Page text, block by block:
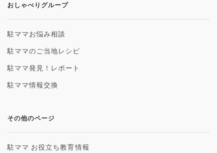
おしゃべりグループ
駐ママお悩み相談
駐ママのご当地レシピ
駐ママ発見！レポート
駐ママ情報交換
その他のページ
駐ママ お役立ち教育情報